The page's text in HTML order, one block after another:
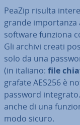
PeaZip risulta
grande im­por­tan­za
software funziona
Gli archivi creati
solo da una
(in italiano: file
gra­fa­te AES256 è
password
anche di una
modo sicuro.